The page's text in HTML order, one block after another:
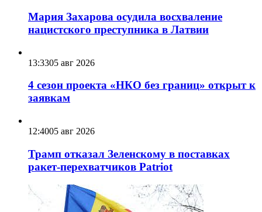
Мария Захарова осудила восхваление
нацистского преступника в Латвии
13:3305 авг 2026
4 сезон проекта «НКО без границ» открыт к
заявкам
12:4005 авг 2026
Трамп отказал Зеленскому в поставках
ракет-перехватчиков Patriot